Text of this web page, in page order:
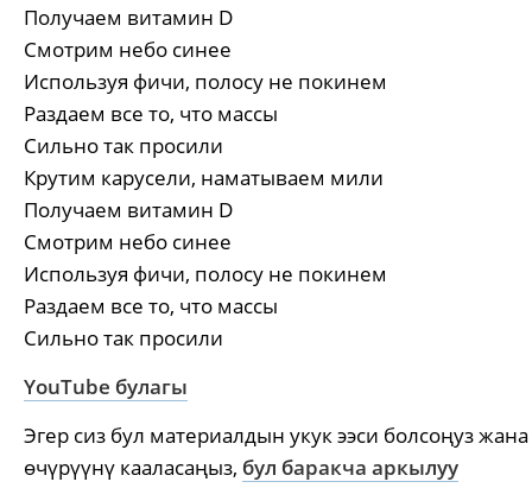
Получаем витамин D
Смотрим небо синее
Используя фичи, полосу не покинем
Раздаем все то, что массы
Сильно так просили
Крутим карусели, наматываем мили
Получаем витамин D
Смотрим небо синее
Используя фичи, полосу не покинем
Раздаем все то, что массы
Сильно так просили
YouTube булагы
Эгер сиз бул материалдын укук ээси болсоңуз жана
өчүрүүнү кааласаңыз, бул баракча аркылуу